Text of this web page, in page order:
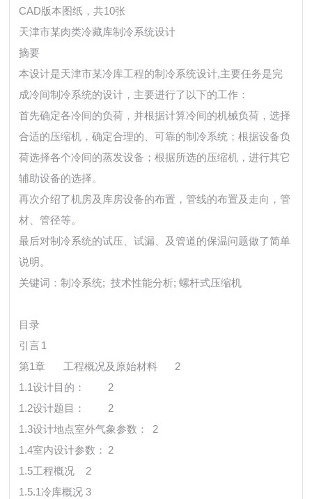
CAD版本图纸，共10张
天津市某肉类冷藏库制冷系统设计
摘要
本设计是天津市某冷库工程的制冷系统设计,主要任务是完
成冷间制冷系统的设计，主要进行了以下的工作：
首先确定各冷间的负荷，并根据计算冷间的机械负荷，选择
合适的压缩机，确定合理的、可靠的制冷系统；根据设备负
荷选择各个冷间的蒸发设备；根据所选的压缩机，进行其它
辅助设备的选择。
再次介绍了机房及库房设备的布置，管线的布置及走向，管
材、管径等。
最后对制冷系统的试压、试漏、及管道的保温问题做了简单
说明。
关键词：制冷系统; 技术性能分析; 螺杆式压缩机
目录
引言1
第1章
工程概况及原始材料
2
1.1设计目的：
2
1.2设计题目：
2
1.3设计地点室外气象参数：
2
1.4室内设计参数： 2
1.5工程概况
2
1.5.1冷库概况 3